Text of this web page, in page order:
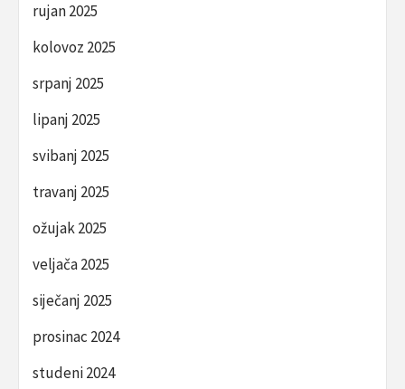
rujan 2025
kolovoz 2025
srpanj 2025
lipanj 2025
svibanj 2025
travanj 2025
ožujak 2025
veljača 2025
siječanj 2025
prosinac 2024
studeni 2024